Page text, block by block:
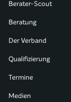
Berater-Scout
Beratung
Der Verband
Qualifizierung
Termine
Medien